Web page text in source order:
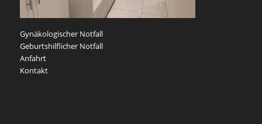
Gynäkologischer Notfall
Geburtshilflicher Notfall
Anfahrt
Kontakt